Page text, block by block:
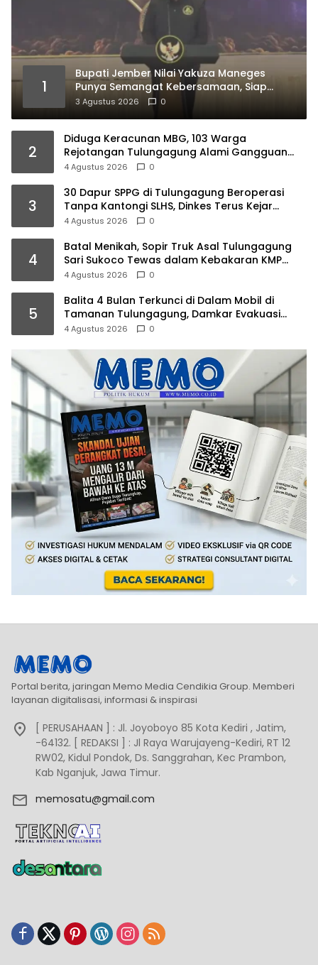
1
Bupati Jember Nilai Yakuza Maneges
Punya Semangat Kebersamaan, Siap
Bersinergi Bangun Daerah
3 Agustus 2026 0
2
Diduga Keracunan MBG, 103 Warga
Rejotangan Tulungagung Alami Gangguan
Pencernaan
4 Agustus 2026 0
3
30 Dapur SPPG di Tulungagung Beroperasi
Tanpa Kantongi SLHS, Dinkes Terus Kejar
Percepatan Izin
4 Agustus 2026 0
4
Batal Menikah, Sopir Truk Asal Tulungagung
Sari Sukoco Tewas dalam Kebakaran KMP
Mutiara 2
4 Agustus 2026 0
5
Balita 4 Bulan Terkunci di Dalam Mobil di
Tamanan Tulungagung, Damkar Evakuasi
dalam 10 Menit
4 Agustus 2026 0
Portal berita, jaringan Memo Media Cendikia Group. Memberi
layanan digitalisasi, informasi & inspirasi
[ PERUSAHAAN ] : Jl. Joyoboyo 85 Kota Kediri , Jatim,
-64132. [ REDAKSI ] : Jl Raya Warujayeng-Kediri, RT 12
RW02, Kidul Pondok, Ds. Sanggrahan, Kec Prambon,
Kab Nganjuk, Jawa Timur.
memosatu@gmail.com